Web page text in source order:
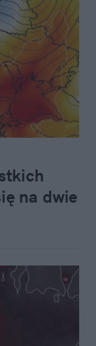
na dwie